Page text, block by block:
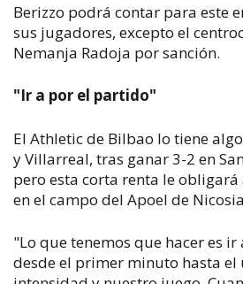
Berizzo podrá contar para este
sus jugadores, excepto el
Nemanja Radoja por sanción.
"Ir a por el partido"
El Athletic de Bilbao lo tiene
y Villarreal, tras ganar 3-2 en
pero esta corta renta le
en el campo del Apoel de
"Lo que tenemos que hacer es
desde el primer minuto hasta el